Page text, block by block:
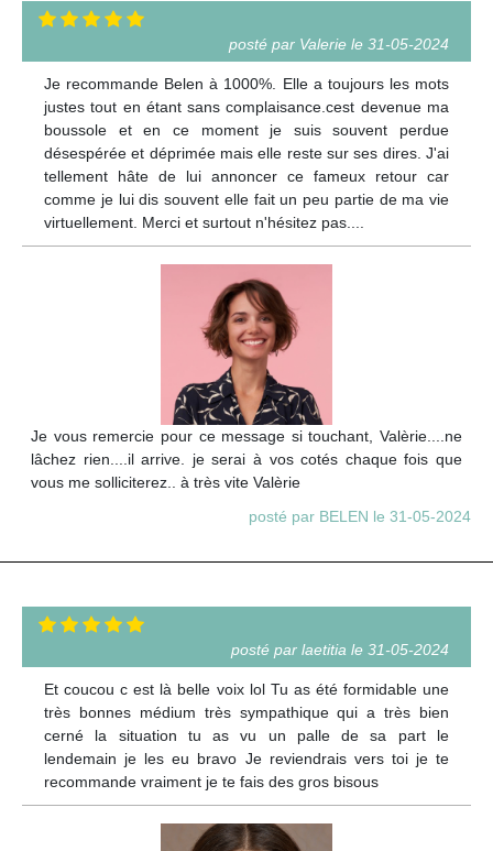
posté par Valerie le 31-05-2024
Je recommande Belen à 1000%. Elle a toujours les mots
justes tout en étant sans complaisance.cest devenue ma
boussole et en ce moment je suis souvent perdue
désespérée et déprimée mais elle reste sur ses dires. J'ai
tellement hâte de lui annoncer ce fameux retour car
comme je lui dis souvent elle fait un peu partie de ma vie
virtuellement. Merci et surtout n'hésitez pas....
Je vous remercie pour ce message si touchant, Valèrie....ne
lâchez rien....il arrive. je serai à vos cotés chaque fois que
vous me solliciterez.. à très vite Valèrie
posté par BELEN le 31-05-2024
posté par laetitia le 31-05-2024
Et coucou c est là belle voix lol Tu as été formidable une
très bonnes médium très sympathique qui a très bien
cerné la situation tu as vu un palle de sa part le
lendemain je les eu bravo Je reviendrais vers toi je te
recommande vraiment je te fais des gros bisous